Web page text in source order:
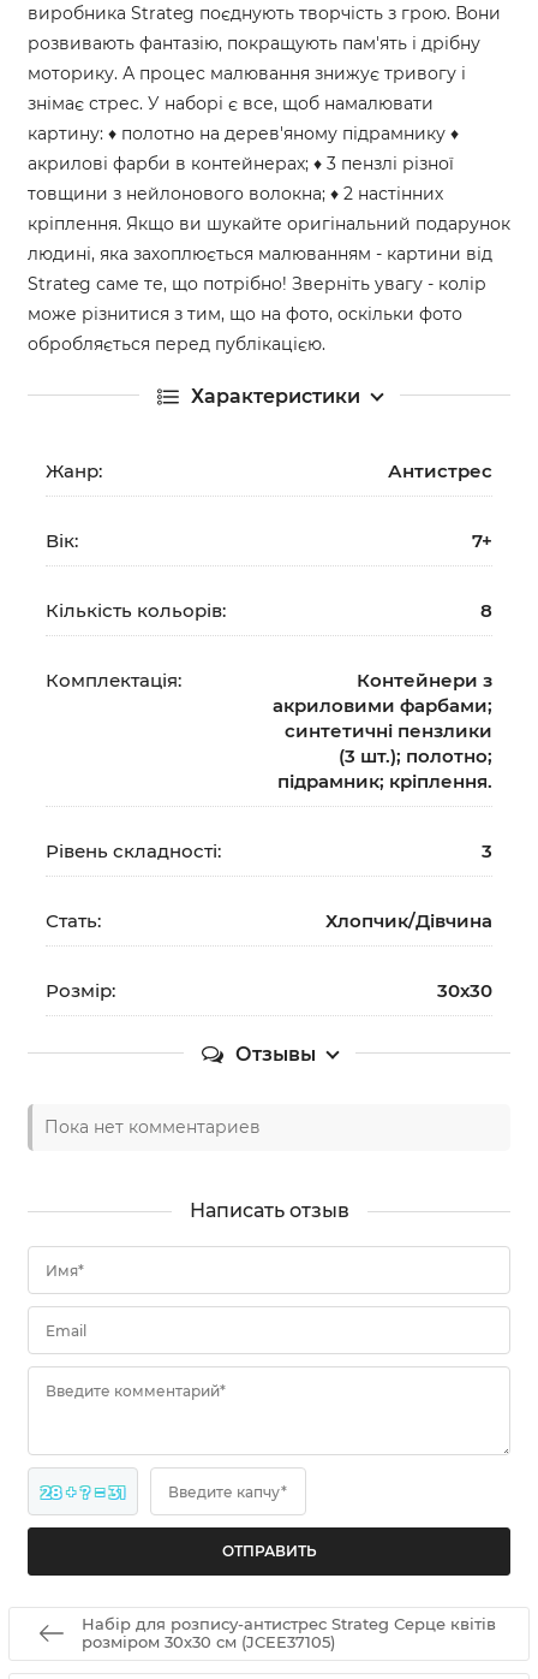
виробника Strateg поєднують творчість з грою. Вони
розвивають фантазію, покращують пам'ять і дрібну
моторику. А процес малювання знижує тривогу і
знімає стрес. У наборі є все, щоб намалювати
картину: ♦ полотно на дерев'яному підрамнику ♦
акрилові фарби в контейнерах; ♦ 3 пензлі різної
товщини з нейлонового волокна; ♦ 2 настінних
кріплення. Якщо ви шукайте оригінальний подарунок
людині, яка захоплюється малюванням - картини від
Strateg саме те, що потрібно! Зверніть увагу - колір
може різнитися з тим, що на фото, оскільки фото
обробляється перед публікацією.
Характеристики
Жанр: Антистрес
Вік: 7+
Кількість кольорів: 8
Комплектація:
Контейнери з
акриловими фарбами;
синтетичні пензлики
(3 шт.); полотно;
підрамник; кріплення.
Рівень складності: 3
Стать: Хлопчик/Дiвчина
Розмір: 30х30
Отзывы
Пока нет комментариев
Написать отзыв
Имя*
Email
Введите комментарий*
28 + ? = 31 Введите капчу*
Набір для розпису-антистрес Strateg Серце квітів
розміром 30х30 см (JCEE37105)